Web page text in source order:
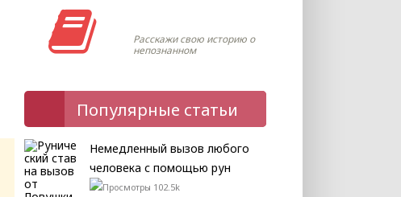
Расскажи свою историю о
непознанном
Популярные статьи
Немедленный вызов любого
человека с помощью рун
102.5k